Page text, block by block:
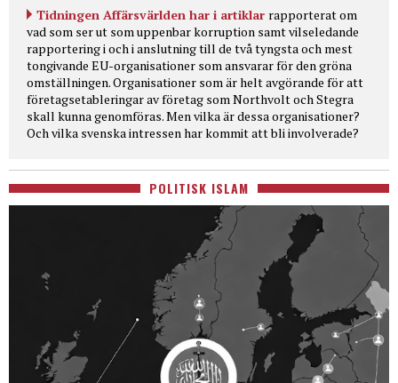
Tidningen Affärsvärlden har i artiklar rapporterat om
vad som ser ut som uppenbar korruption samt vilseledande
rapportering i och i anslutning till de två tyngsta och mest
tongivande EU-organisationer som ansvarar för den gröna
omställningen. Organisationer som är helt avgörande för att
företagsetableringar av företag som Northvolt och Stegra
skall kunna genomföras. Men vilka är dessa organisationer?
Och vilka svenska intressen har kommit att bli involverade?
POLITISK ISLAM